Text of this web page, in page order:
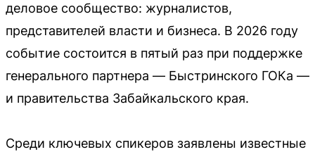
деловое сообщество: журналистов,
представителей власти и бизнеса. В 2026 году
событие состоится в пятый раз при поддержке
генерального партнера — Быстринского ГОКа —
и правительства Забайкальского края.
Среди ключевых спикеров заявлены известные